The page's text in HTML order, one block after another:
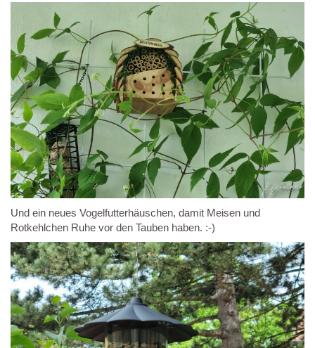
Und ein neues Vogelfutterhäuschen, damit Meisen und
Rotkehlchen Ruhe vor den Tauben haben. :-)